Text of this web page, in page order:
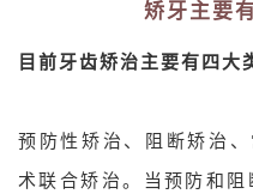
矫牙主要
目前牙齿矫治主要有四大
预防性矫治、阻断矫治
术联合矫治。当预防和